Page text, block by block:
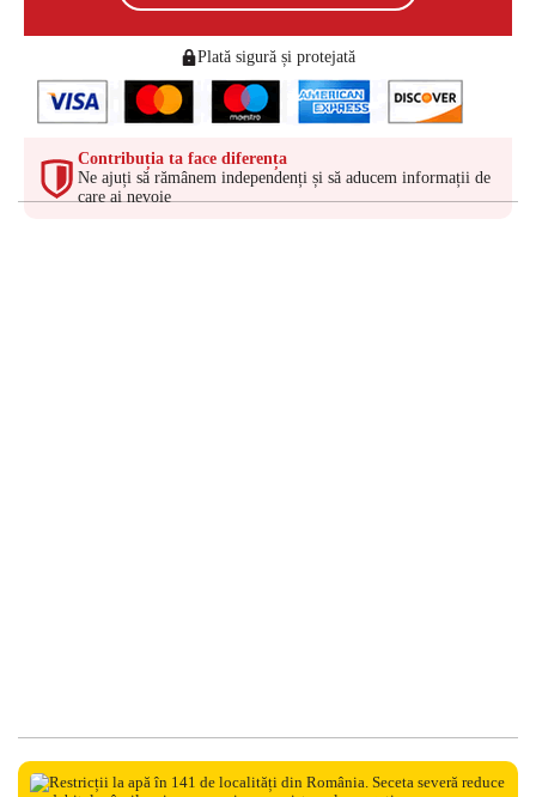
Plată sigură și protejată
Contribuția ta face diferența
Ne ajuți să rămânem independenți și să aducem informații de
care ai nevoie